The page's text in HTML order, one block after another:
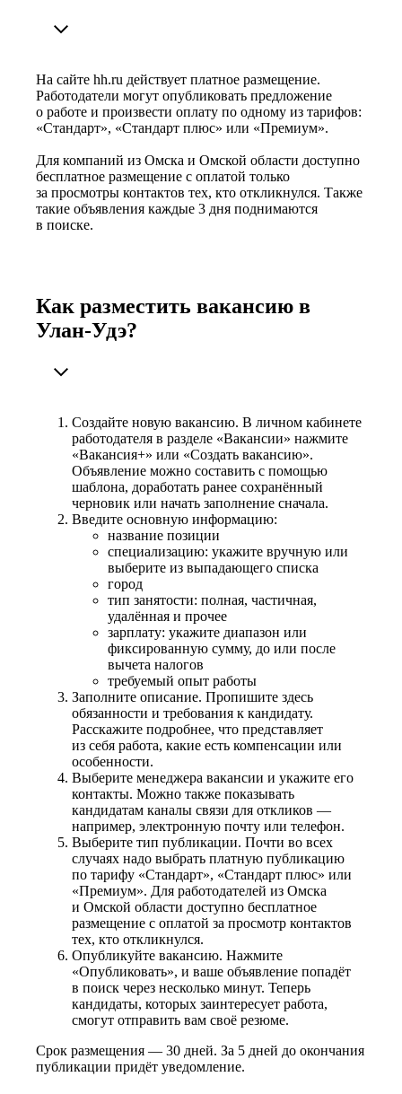
На сайте hh.ru действует платное размещение.
Работодатели могут опубликовать предложение
о работе и произвести оплату по одному из тарифов:
«Стандарт», «Стандарт плюс» или «Премиум».
Для компаний из Омска и Омской области доступно
бесплатное размещение с оплатой только
за просмотры контактов тех, кто откликнулся. Также
такие объявления каждые 3 дня поднимаются
в поиске.
Как разместить вакансию в
Улан-Удэ?
Создайте новую вакансию. В личном кабинете
работодателя в разделе «Вакансии» нажмите
«Вакансия+» или «Создать вакансию».
Объявление можно составить с помощью
шаблона, доработать ранее сохранённый
черновик или начать заполнение сначала.
Введите основную информацию:
название позиции
специализацию: укажите вручную или
выберите из выпадающего списка
город
тип занятости: полная, частичная,
удалённая и прочее
зарплату: укажите диапазон или
фиксированную сумму, до или после
вычета налогов
требуемый опыт работы
Заполните описание. Пропишите здесь
обязанности и требования к кандидату.
Расскажите подробнее, что представляет
из себя работа, какие есть компенсации или
особенности.
Выберите менеджера вакансии и укажите его
контакты. Можно также показывать
кандидатам каналы связи для откликов —
например, электронную почту или телефон.
Выберите тип публикации. Почти во всех
случаях надо выбрать платную публикацию
по тарифу «Стандарт», «Стандарт плюс» или
«Премиум». Для работодателей из Омска
и Омской области доступно бесплатное
размещение с оплатой за просмотр контактов
тех, кто откликнулся.
Опубликуйте вакансию. Нажмите
«Опубликовать», и ваше объявление попадёт
в поиск через несколько минут. Теперь
кандидаты, которых заинтересует работа,
смогут отправить вам своё резюме.
Срок размещения — 30 дней. За 5 дней до окончания
публикации придёт уведомление.